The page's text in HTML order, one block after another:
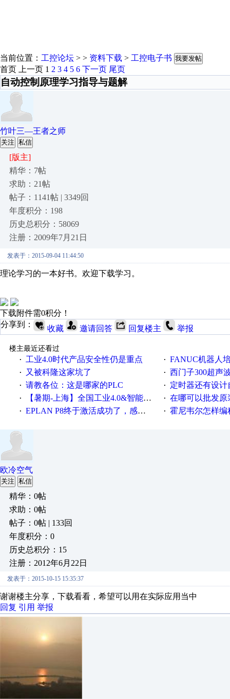
当前位置： 工控论坛 > > 资料下载 > 工控电子书 我要发帖
首页 上一页 1 2 3 4 5 6 下一页 尾页
自动控制原理学习指导与题解
竹叶三—王者之师
关注 私信
[版主]
精华：7帖
求助：21帖
帖子：1141帖 | 3349回
年度积分：198
历史总积分：58069
注册：2009年7月21日
发表于：2015-09-04 11:44:50
理论学习的一本好书。欢迎下载学习。
下载附件需0积分！
分享到：
收藏 邀请回答 回复楼主 举报
楼主最近还看过
·
工业4.0时代产品安全性仍是重点 · FANUC机器人
· 又被科隆这家坑了 · 西门子300超声波
· 请教各位：这是哪家的PLC · 定时器还有设
· 【暑期-上海】全国工业4.0&智能制造高级培训班通知！ · 在哪可以批发原装正品
· EPLAN P8终于激活成功了，感谢网上无私的高人！ · 霍尼韦尔怎样编
欧冷空气
关注 私信
精华：0帖
求助：0帖
帖子：0帖 | 133回
年度积分：0
历史总积分：15
注册：2012年6月22日
发表于：2015-10-15 15:35:37
谢谢楼主分享，下载看看，希望可以用在实际应用当中
回复 引用 举报